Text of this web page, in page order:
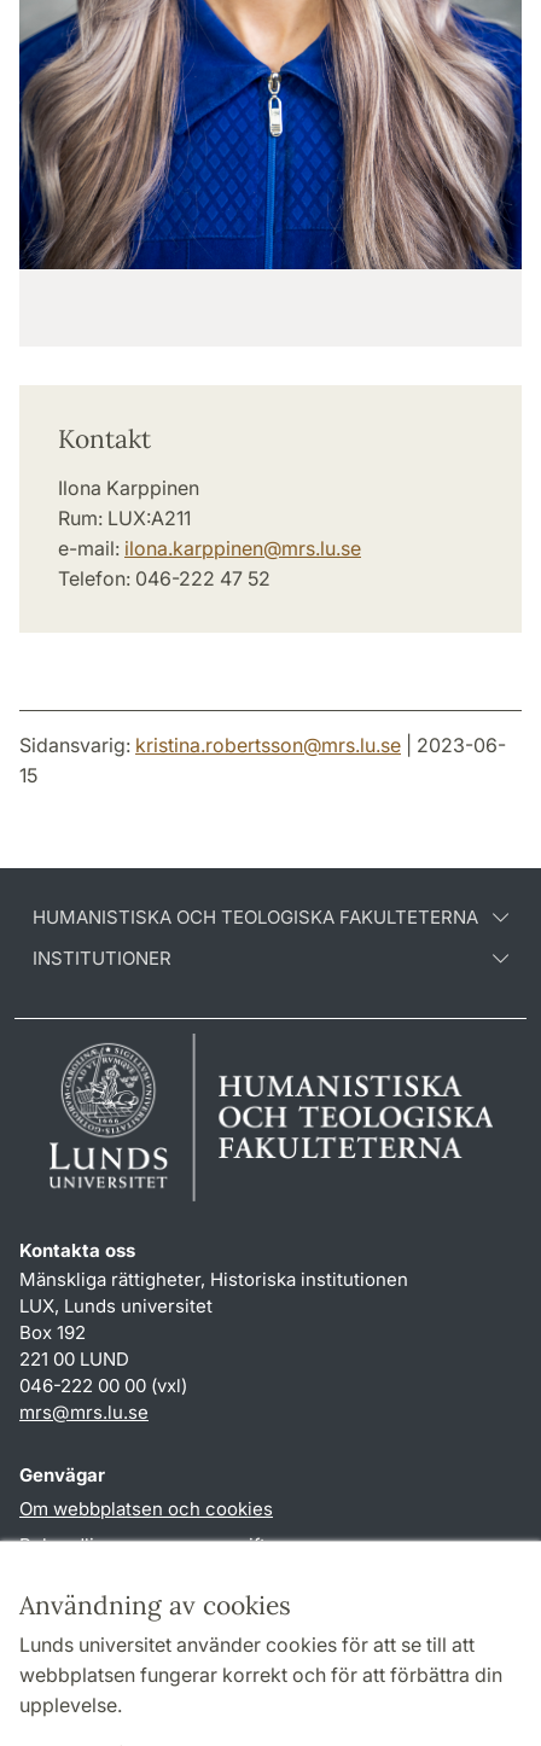
Användning av cookies
Lunds universitet använder cookies för att se till att
webbplatsen fungerar korrekt och för att förbättra din
upplevelse.
Kontakt
Ilona Karppinen
Rum: LUX:A211
e-mail: ilona.karppinen@mrs.lu.se
Telefon: 046-222 47 52
Sidansvarig: kristina.robertsson@mrs.lu.se | 2023-06-
15
HUMANISTISKA OCH TEOLOGISKA FAKULTETERNA
INSTITUTIONER
Kontakta oss
Mänskliga rättigheter, Historiska institutionen
LUX, Lunds universitet
Box 192
221 00 LUND
046-222 00 00 (vxl)
mrs@mrs.lu.se
Genvägar
Om webbplatsen och cookies
Behandling av personuppgifter
TYPO3-login
Följ oss i sociala medier